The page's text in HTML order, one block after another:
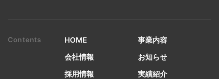
HOME
事業内容
会社情報
お知らせ
採用情報
実績紹介